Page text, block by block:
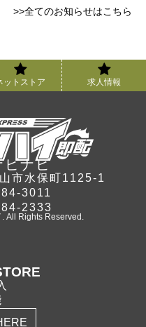
>>全てのお知らせはこちら
ットストア 求人情報
ビナビ
市水保町1125-1
3011
2333
All Rights Reserved.